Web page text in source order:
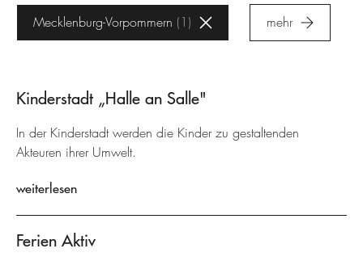
Mecklenburg-Vorpommern 1 mehr
Kinderstadt „Halle an Salle"
In der Kinderstadt werden die Kinder zu gestaltenden
Akteuren ihrer Umwelt.
weiterlesen
Ferien Aktiv